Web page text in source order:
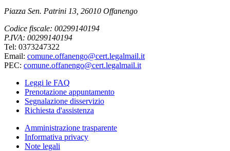
Piazza Sen. Patrini 13, 26010 Offanengo
Codice fiscale: 00299140194
P.IVA: 00299140194
Tel: 0373247322
Email: comune.offanengo@cert.legalmail.it
PEC: comune.offanengo@cert.legalmail.it
Leggi le FAQ
Prenotazione appuntamento
Segnalazione disservizio
Richiesta d'assistenza
Amministrazione trasparente
Informativa privacy
Note legali